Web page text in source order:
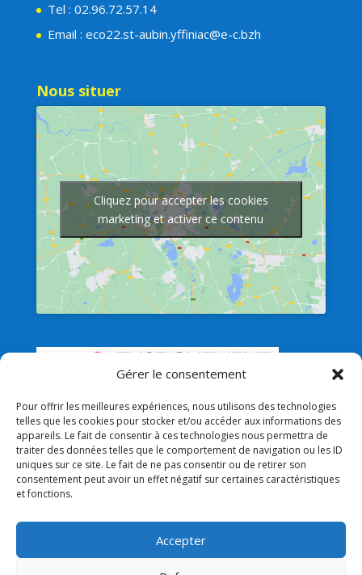
Gérer le consentement
Pour offrir les meilleures expériences, nous utilisons des technologies
telles que les cookies pour stocker et/ou accéder aux informations des
appareils. Le fait de consentir à ces technologies nous permettra de
traiter des données telles que le comportement de navigation ou les ID
uniques sur ce site. Le fait de ne pas consentir ou de retirer son
consentement peut avoir un effet négatif sur certaines caractéristiques
et fonctions.
Accepter
Tel : 02.96.72.57.14
Email : eco22.st-aubin.yffiniac@e-c.bzh
Nous situer
Cliquez pour accepter les cookies
marketing et activer ce contenu
Liens
Lien admin
Mentions légales